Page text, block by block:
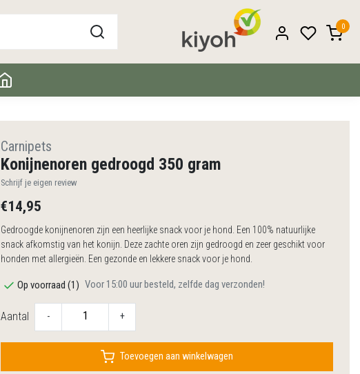
0
Carnipets
Konijnenoren gedroogd 350 gram
Schrijf je eigen review
€14,95
Gedroogde konijnenoren zijn een heerlijke snack voor je hond. Een 100% natuurlijke
snack afkomstig van het konijn. Deze zachte oren zijn gedroogd en zeer geschikt voor
honden met allergieën. Een gezonde en lekkere snack voor je hond.
Op voorraad (1) Voor 15:00 uur besteld, zelfde dag verzonden!
Aantal - +
Toevoegen aan winkelwagen